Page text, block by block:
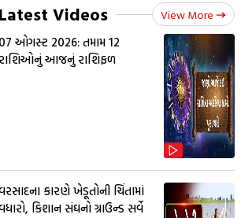
Latest Videos View More
07 ઓગસ્ટ 2026: તમામ 12
આજનું રાશિફળ
કારણે ખેડૂતોની ચિંતામાં
કિશાન સંઘનો ગ્રાઉન્ડ સર્વે